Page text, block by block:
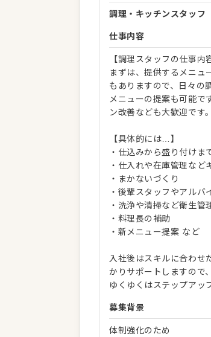
調理・キッチンスタッフ
仕事内容
【調理スタッフの仕事内
まずは、提供するメニュ
もありますので、日々の
メニューの提案も可能で
ン改善なども大歓迎です。
【具体的には…】
・仕込みから盛り付けま
・仕入れや在庫管理など
・まかないづくり
・後輩スタッフやアルバ
・洗浄や清掃など衛生管
・料理長の補助
・新メニュー提案 など
入社後はスキルに合わせ
かりサポートしますので
ゆくゆくはステップアッ
募集背景
体制強化のため